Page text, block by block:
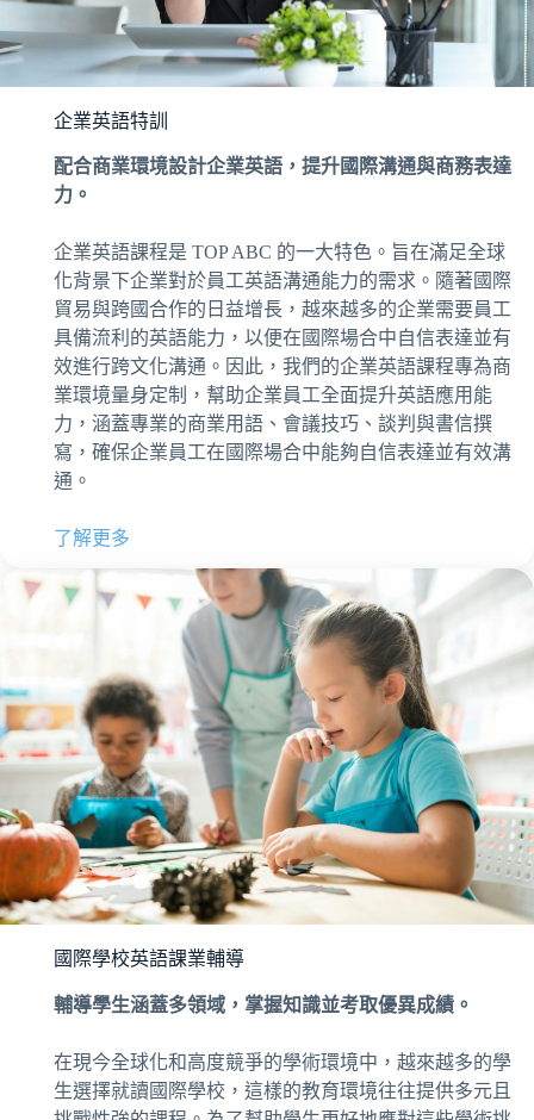
企業英語特訓
配合商業環境設計企業英語，提升國際溝通與商務表達
力。
企業英語課程是 TOP ABC 的一大特色。旨在滿足全球
化背景下企業對於員工英語溝通能力的需求。隨著國際
貿易與跨國合作的日益增長，越來越多的企業需要員工
具備流利的英語能力，以便在國際場合中自信表達並有
效進行跨文化溝通。因此，我們的企業英語課程專為商
業環境量身定制，幫助企業員工全面提升英語應用能
力，涵蓋專業的商業用語、會議技巧、談判與書信撰
寫，確保企業員工在國際場合中能夠自信表達並有效溝
通。
了解更多
國際學校英語課業輔導
輔導學生涵蓋多領域，掌握知識並考取優異成績。
在現今全球化和高度競爭的學術環境中，越來越多的學
生選擇就讀國際學校，這樣的教育環境往往提供多元且